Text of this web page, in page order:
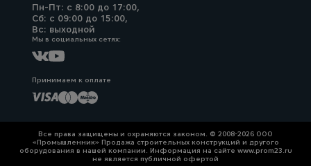
Пн-Пт: с 8:00 до 17:00,
Сб: с 09:00 до 15:00,
Вс: выходной
Мы в социальных сетях:
Принимаем к оплате
Все права защищены и охраняются законом. © 2008-2026 ООО
«Промышленник» Продажа строительных конструкций и другого
оборудования в нашей компании. Информация на сайте www.prom23.ru
не является публичной офертой